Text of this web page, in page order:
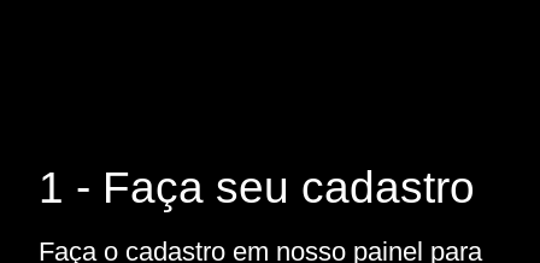
1 - Faça seu cadastro
Faça o cadastro em nosso painel para